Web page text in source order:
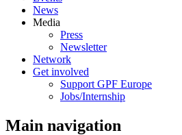
News
Media
Press
Newsletter
Network
Get involved
Support GPF Europe
Jobs/Internship
Main navigation